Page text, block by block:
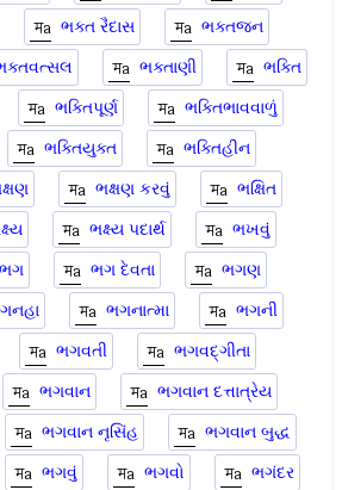
ભક્ત રૈદાસ
ભક્તજન
ભક્તાણી
ભક્તિ
ભક્તિપૂર્ણ
ભક્તિભાવવાળું
ભક્તિયુક્ત
ભક્તિહીન
ભક્ષણ કરવું
ભક્ષિત
ભક્ષ્ય પદાર્થ
ભખવું
ભગ ભગ દેવતા
ભગણ
ભગનાત્મા
ભગની
ભગવતી
ભગવદ્ગીતા
ભગવાન
ભગવાન દત્તાત્રેય
ભગવાન નૃસિંહ
ભગવાન બુદ્ધ
ભગવું ભગવો
ભગંદર